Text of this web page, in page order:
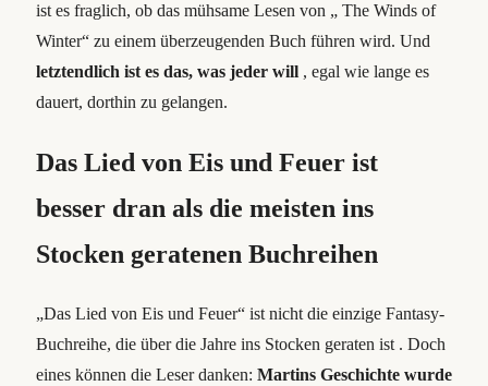
ist es fraglich, ob das mühsame Lesen von „ The Winds of
Winter“ zu einem überzeugenden Buch führen wird. Und
letztendlich ist es das, was jeder will , egal wie lange es
dauert, dorthin zu gelangen.
Das Lied von Eis und Feuer ist
besser dran als die meisten ins
Stocken geratenen Buchreihen
„Das Lied von Eis und Feuer“ ist nicht die einzige Fantasy-
Buchreihe, die über die Jahre ins Stocken geraten ist . Doch
eines können die Leser danken: Martins Geschichte wurde